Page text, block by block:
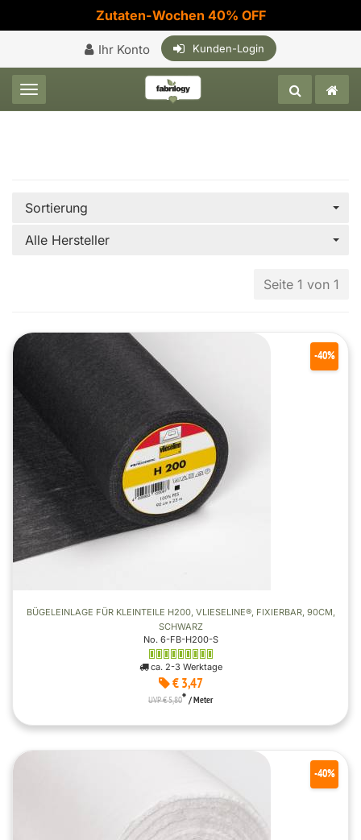
Zutaten-Wochen 40% OFF
Ihr Konto Kunden-Login
Toggle navigation
Sortierung
Alle Hersteller
Seite 1 von 1
BÜGELEINLAGE FÜR KLEINTEILE H200, VLIESELINE®, FIXIERBAR, 90CM,
SCHWARZ
No. 6-FB-H200-S
ca. 2-3 Werktage
€ 3,47
-40%
UVP € 5,80* / Meter
-40%